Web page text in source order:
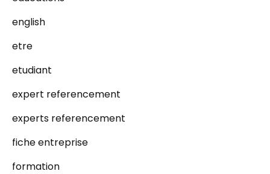
english
etre
etudiant
expert referencement
experts referencement
fiche entreprise
formation